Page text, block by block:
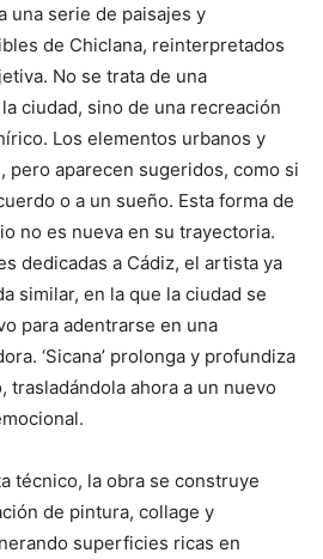
una serie de paisajes y
de Chiclana, reinterpretados
No se trata de una
ciudad, sino de una recreación
Los elementos urbanos y
pero aparecen sugeridos, como si
o a un sueño. Esta forma de
no es nueva en su trayectoria.
dedicadas a Cádiz, el artista ya
similar, en la que la ciudad se
para adentrarse en una
‘Sicana’ prolonga y profundiza
trasladándola ahora a un nuevo
técnico, la obra se construye
de pintura, collage y
superficies ricas en